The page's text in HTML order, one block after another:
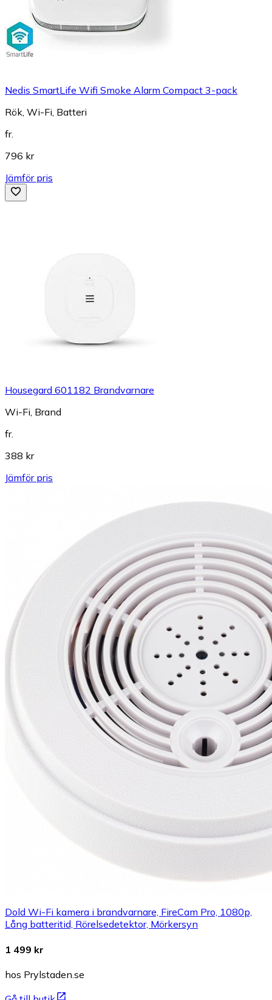
Nedis SmartLife Wifi Smoke Alarm Compact 3-pack
Rök, Wi-Fi, Batteri
fr.
796 kr
Jämför pris
Housegard 601182 Brandvarnare
Wi-Fi, Brand
fr.
388 kr
Jämför pris
Dold Wi-Fi kamera i brandvarnare, FireCam Pro, 1080p,
Lång batteritid, Rörelsedetektor, Mörkersyn
1 499 kr
hos Prylstaden.se